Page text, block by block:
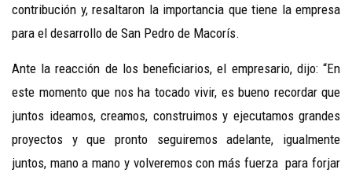
contribución y, resaltaron la importancia que tiene la empresa
para el desarrollo de San Pedro de Macorís.
Ante la reacción de los beneficiarios, el empresario, dijo: “En
este momento que nos ha tocado vivir, es bueno recordar que
juntos ideamos, creamos, construimos y ejecutamos grandes
proyectos y que pronto seguiremos adelante, igualmente
juntos, mano a mano y volveremos con más fuerza para forjar